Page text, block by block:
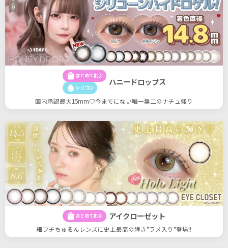
shopping_bag まとめて割引
water_drop シリコン
ハニードロップス
国内承認最大15mm♡今までにない唯一無二のナチュ盛り
shopping_bag まとめて割引 アイクローゼット
細フチちゅるんレンズに史上最高の輝き"ラメ入り"登場!!